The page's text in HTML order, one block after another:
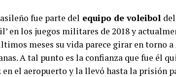
fue parte del equipo de voleibol
en los juegos militares de 2018 y
meses su vida parece girar en torno
A tal punto es la confianza que fue él
en el aeropuerto y la llevó hasta la prisión